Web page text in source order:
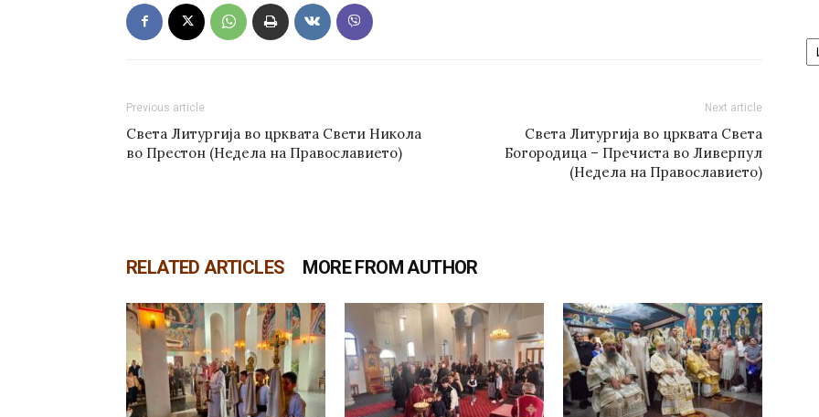
Previous article
Света Литургија во црквата Свети Никола
во Престон (Недела на Православието)
Next article
Света Литургија во црквата Света
Богородица – Пречиста во Ливерпул
(Недела на Православието)
RELATED ARTICLES MORE FROM AUTHOR